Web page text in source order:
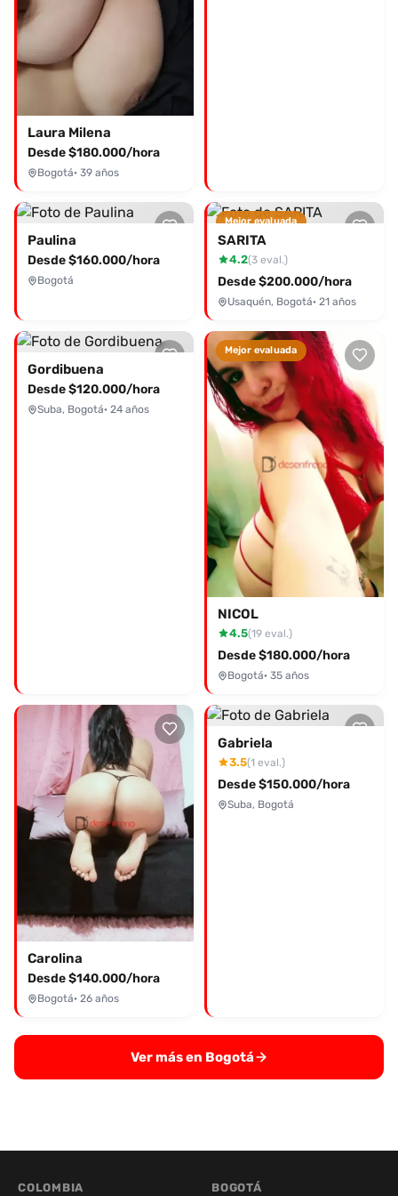
Laura Milena
Desde $180.000/hora
Bogotá· 39 años
Paulina
Desde $160.000/hora
Bogotá
Mejor evaluada
SARITA
4.2(3 eval.)
Desde $200.000/hora
Usaquén, Bogotá· 21 años
Gordibuena
Desde $120.000/hora
Suba, Bogotá· 24 años
Mejor evaluada
NICOL
4.5(19 eval.)
Desde $180.000/hora
Bogotá· 35 años
Carolina
Desde $140.000/hora
Bogotá· 26 años
Gabriela
3.5(1 eval.)
Desde $150.000/hora
Suba, Bogotá
Ver más en Bogotá
COLOMBIA BOGOTÁ